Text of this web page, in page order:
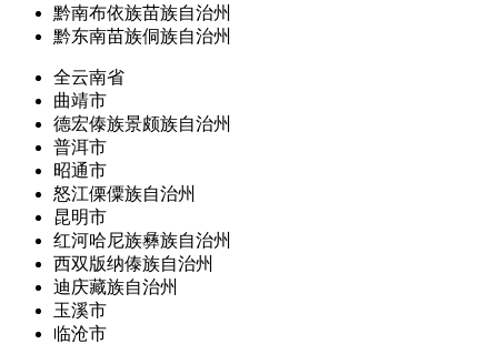
黔南布依族苗族自治州
黔东南苗族侗族自治州
全云南省
曲靖市
德宏傣族景颇族自治州
普洱市
昭通市
怒江傈僳族自治州
昆明市
红河哈尼族彝族自治州
西双版纳傣族自治州
迪庆藏族自治州
玉溪市
临沧市